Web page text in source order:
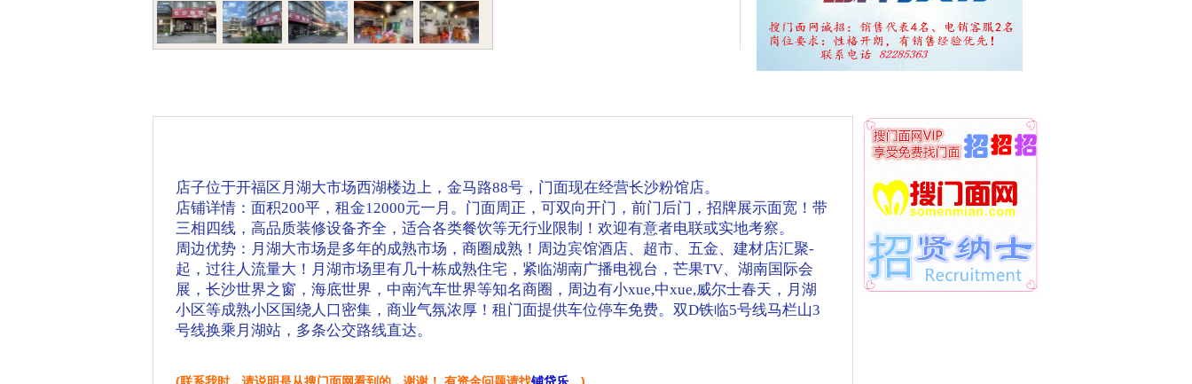
店子位于开福区月湖大市场西湖楼边上，金马路88号，门面现在经营长沙粉馆店。
店铺详情：面积200平，租金12000元一月。门面周正，可双向开门，前门后门，招牌展示面宽！带
三相四线，高品质装修设备齐全，适合各类餐饮等无行业限制！欢迎有意者电联或实地考察。
周边优势：月湖大市场是多年的成熟市场，商圈成熟！周边宾馆酒店、超市、五金、建材店汇聚-
起，过往人流量大！月湖市场里有几十栋成熟住宅，紧临湖南广播电视台，芒果TV、湖南国际会
展，长沙世界之窗，海底世界，中南汽车世界等知名商圈，周边有小xue,中xue,威尔士春天，月湖
小区等成熟小区国绕人口密集，商业气氛浓厚！租门面提供车位停车免费。双D铁临5号线马栏山3
号线换乘月湖站，多条公交路线直达。